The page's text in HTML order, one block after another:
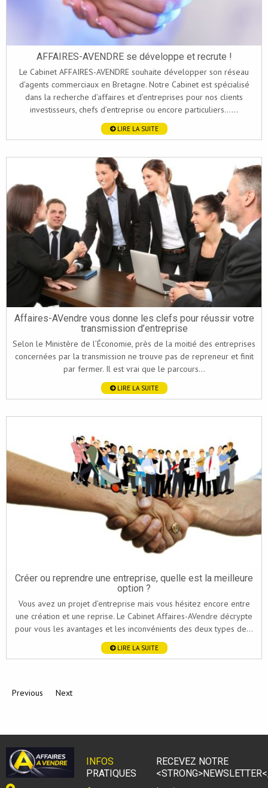
AFFAIRES-AVENDRE se développe et recrute !
Le Cabinet AFFAIRES-AVENDRE souhaite développer son réseau
d’agents commerciaux en Bretagne. Notre Cabinet est spécialisé
dans la recherche d’affaires et d’entreprises pour nos clients
investisseurs, chefs d’entreprise ou encore particuliers......
LIRE LA SUITE
Affaires-AVendre vous donne les clefs pour réussir votre
transmission d’entreprise
Selon le Ministère de l’Économie, près de la moitié des entreprises
concernées par la transmission ne trouve pas de repreneur et finit
par fermer. Il est vrai que le parcours...
LIRE LA SUITE
Créer ou reprendre une entreprise, quelle est la meilleure
option ?
Vous avez un projet d’entreprise mais vous hésitez encore entre
une création et une reprise. Le Cabinet Affaires-AVendre décrypte
pour vous les avantages et les inconvénients des deux types de...
LIRE LA SUITE
Previous Next
INFOS
PRATIQUES
RECEVEZ NOTRE